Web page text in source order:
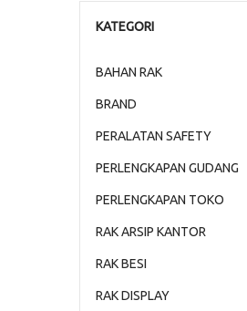
KATEGORI
BAHAN RAK
BRAND
PERALATAN SAFETY
PERLENGKAPAN GUDANG
PERLENGKAPAN TOKO
RAK ARSIP KANTOR
RAK BESI
RAK DISPLAY